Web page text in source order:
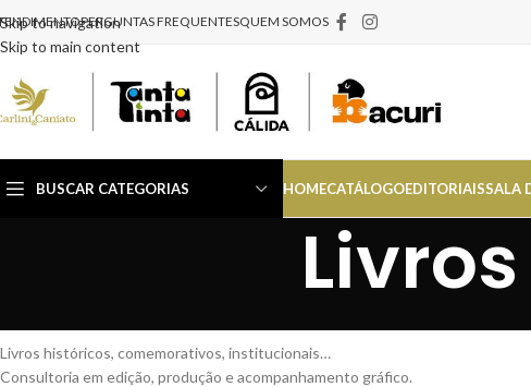
Skip to navigation
Skip to main content
PERGUNTAS FREQUENTESQUEM SOMOS
BUSCAR CATEGORIAS HOMECATÁLOGOEDITORIAISSALA
Livros históricos, comemorativos, institucionais…
Consultoria em edição, produção e acompanhamento gráfico.